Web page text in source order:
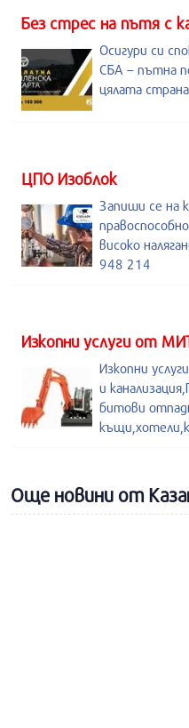
Без стрес на пътя с
Осигури си
СБА – пътна
цялата
ЦПО Изоблок
Запиши се на
високо
948 214
Изкопни услуги от
Изкопни
и
битови
Още новини от